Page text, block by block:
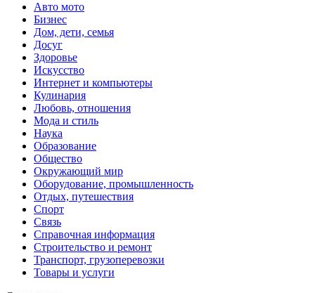
Авто мото
Бизнес
Дом, дети, семья
Досуг
Здоровье
Искусство
Интернет и компьютеры
Кулинария
Любовь, отношения
Мода и стиль
Наука
Образование
Общество
Окружающий мир
Оборудование, промышленность
Отдых, путешествия
Спорт
Связь
Справочная информация
Строительство и ремонт
Транспорт, грузоперевозки
Товары и услуги